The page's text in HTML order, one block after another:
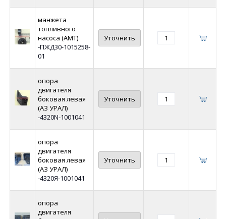
манжета
топливного
насоса (АМТ)
-ПЖД30-1015258-
01
Уточнить
опора
двигателя
боковая левая
(АЗ УРАЛ)
-4320N-1001041
Уточнить
опора
двигателя
боковая левая
(АЗ УРАЛ)
-4320Я-1001041
Уточнить
опора
двигателя